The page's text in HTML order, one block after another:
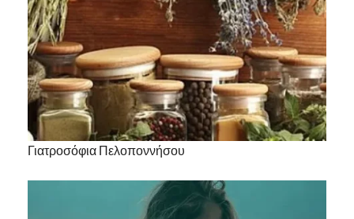
Γιατροσόφια Πελοποννήσου